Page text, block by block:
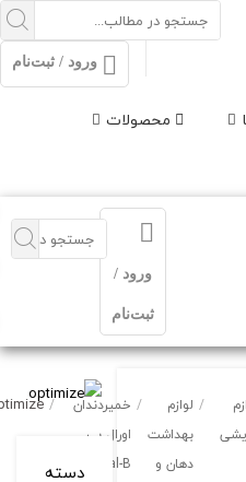
ورود / ثبت‌نام
محصولات
لوازم
بهداشت
/ خمیردندان
اورال بی
Oral-B
/
optimize
دسته